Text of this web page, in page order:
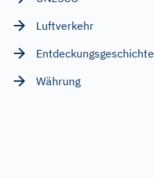
Luftverkehr
Entdeckungsgeschichte
Währung